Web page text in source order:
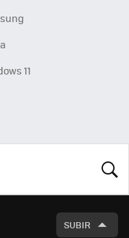
11
SUBIR